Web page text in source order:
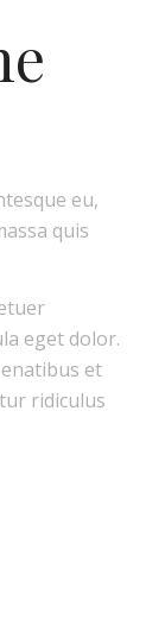
eu,
quis
eget dolor.
et
ridiculus